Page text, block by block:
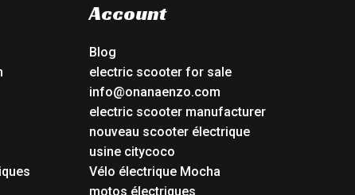
Account
Blog
electric scooter for sale
info@onanaenzo.com
electric scooter manufacturer
nouveau scooter électrique
usine citycoco
Vélo électrique Mocha
motos électriques